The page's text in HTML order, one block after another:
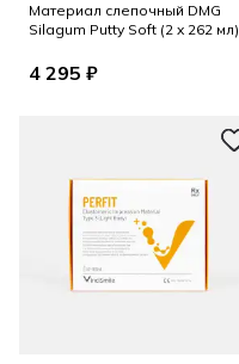
Материал слепочный DMG
Silagum Putty Soft (2 x 262 мл)
4 295 ₽